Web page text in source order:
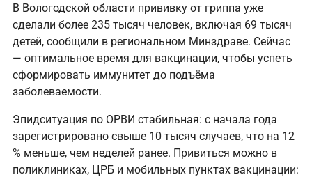
В Вологодской области прививку от гриппа уже
сделали более 235 тысяч человек, включая 69 тысяч
детей, сообщили в региональном Минздраве. Сейчас
— оптимальное время для вакцинации, чтобы успеть
сформировать иммунитет до подъёма
заболеваемости.
Эпидситуация по ОРВИ стабильная: с начала года
зарегистрировано свыше 10 тысяч случаев, что на 12
% меньше, чем неделей ранее. Привиться можно в
поликлиниках, ЦРБ и мобильных пунктах вакцинации: